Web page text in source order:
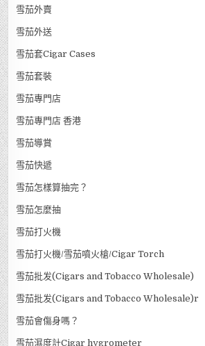
雪茄外賣
雪茄外送
雪茄套Cigar Cases
雪茄套裝
雪茄專門店
雪茄專門店 香港
雪茄導賞
雪茄快遞
雪茄怎樣算抽完？
雪茄怎麼抽
雪茄打火機
雪茄打火機/雪茄噴火槍/Cigar Torch
雪茄批发(Cigars and Tobacco Wholesale)
雪茄批发(Cigars and Tobacco Wholesale)r
雪茄會傷身嗎？
雪茄濕度計Cigar hygrometer